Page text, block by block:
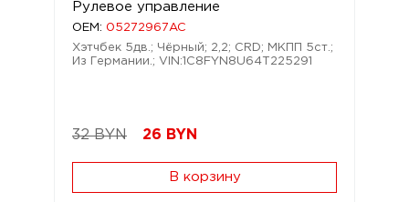
Рулевое управление
OEM: 05272967AC
Хэтчбек 5дв.; Чёрный; 2,2; CRD; МКПП 5ст.;
Из Германии.; VIN:1C8FYN8U64T225291
32 BYN 26 BYN
В корзину